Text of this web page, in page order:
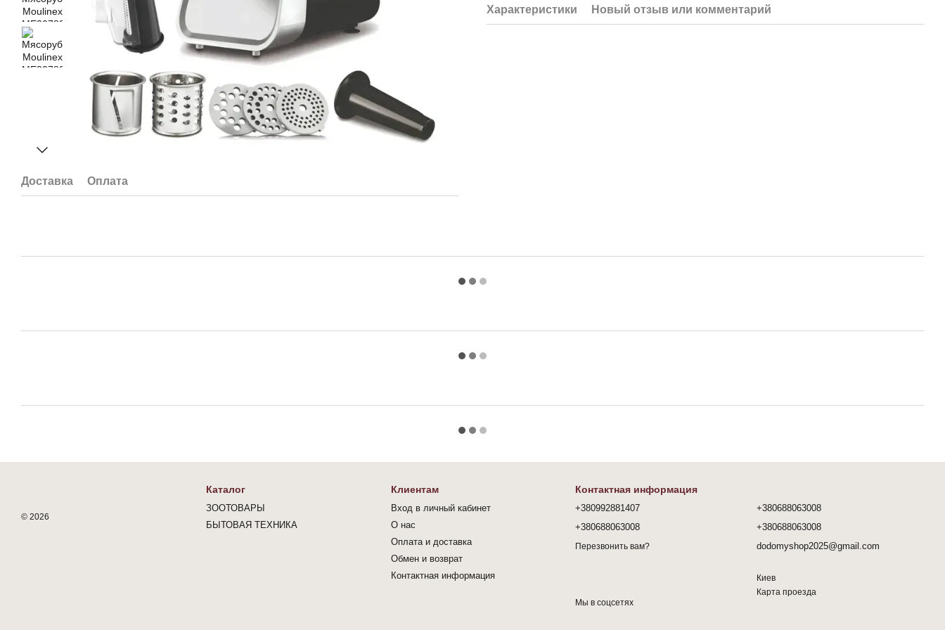
Доставка Оплата
Характеристики Новый отзыв или комментарий
© 2026
Каталог
ЗООТОВАРЫ
БЫТОВАЯ ТЕХНИКА
Клиентам
Вход в личный кабинет
О нас
Оплата и доставка
Обмен и возврат
Контактная информация
Контактная информация
+380992881407
+380688063008
Перезвонить вам?
+380688063008
+380688063008
dodomyshop2025@gmail.com
Киев
Карта проезда
Мы в соцсетях